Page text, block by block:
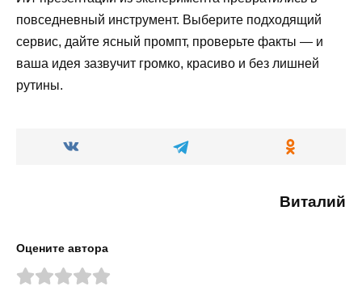
повседневный инструмент. Выберите подходящий
сервис, дайте ясный промпт, проверьте факты — и
ваша идея зазвучит громко, красиво и без лишней
рутины.
Виталий
Оцените автора